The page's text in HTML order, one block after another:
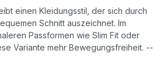
einen Kleidungsstil, der sich durch
Schnitt auszeichnet. Im
Passformen wie Slim Fit oder
Variante mehr Bewegungsfreiheit. --